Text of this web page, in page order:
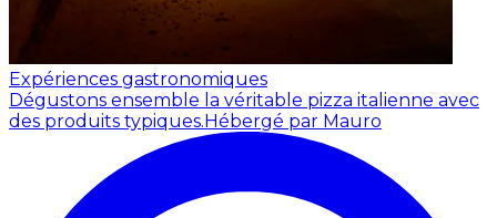
Expériences gastronomiques
Dégustons ensemble la véritable pizza italienne avec
des produits typiques.Hébergé par Mauro